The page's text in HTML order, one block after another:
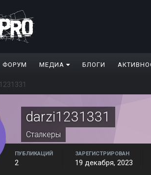
ФОРУМ МЕДИА БЛОГИ
darzi1231331
Сталкеры
ПУБЛИКАЦИЙ
2
ЗАРЕГИСТРИРОВАН
19 декабря, 2023